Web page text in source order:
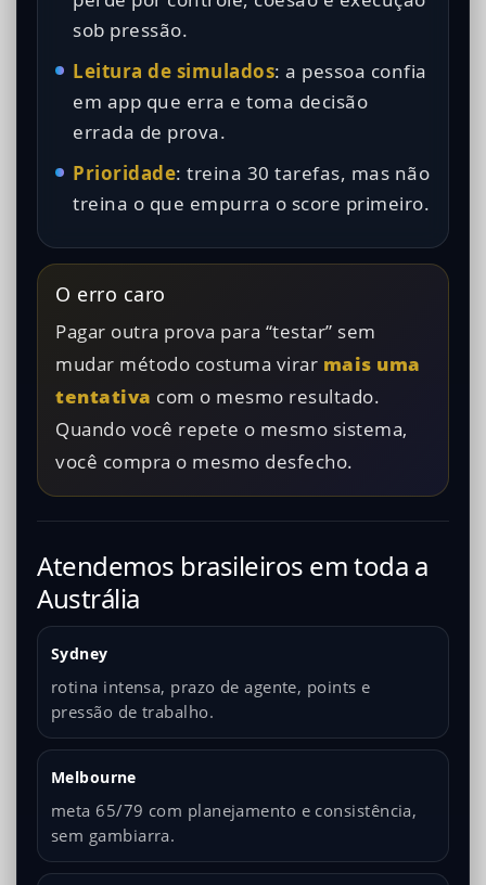
sob pressão.
Leitura de simulados: a pessoa confia
em app que erra e toma decisão
errada de prova.
Prioridade: treina 30 tarefas, mas não
treina o que empurra o score primeiro.
O erro caro
Pagar outra prova para “testar” sem
mudar método costuma virar mais uma
tentativa com o mesmo resultado.
Quando você repete o mesmo sistema,
você compra o mesmo desfecho.
Atendemos brasileiros em toda a
Austrália
Sydney
rotina intensa, prazo de agente, points e
pressão de trabalho.
Melbourne
meta 65/79 com planejamento e consistência,
sem gambiarra.